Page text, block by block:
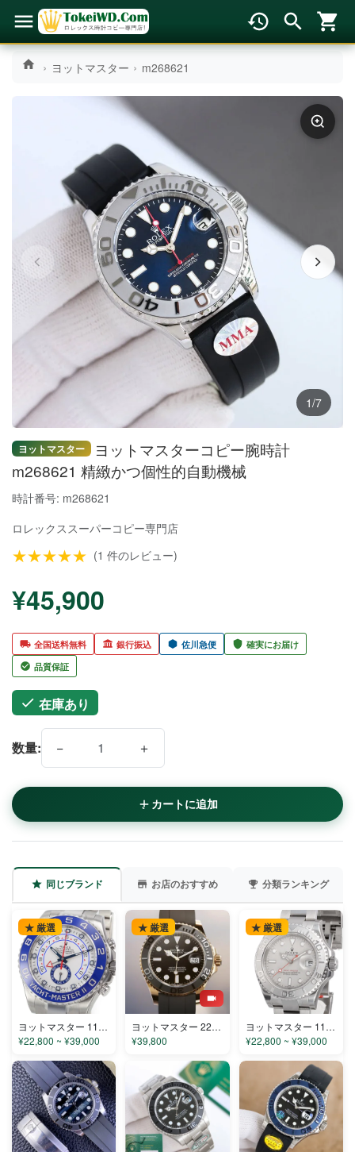
ヨットマスター m268621
1/7
ヨットマスター
ヨットマスターコピー腕時計
m268621 精緻かつ個性的自動機械
時計番号: m268621
ロレックススーパーコピー専門店
★★★★★ (1 件のレビュー)
¥45,900
全国送料無料 銀行振込 佐川急便
確実にお届け
品質保証
在庫あり
数量: − ＋
カートに追加
同じブランド お店のおすすめ 分類ランキング
★ 厳選
ヨットマスター 116680 コピー
¥22,800 ~ ¥39,000
★ 厳選
ヨットマスター 226658-1 コピー
¥39,800
★ 厳選
ヨットマスター 116622 コピー
¥22,800 ~ ¥39,000